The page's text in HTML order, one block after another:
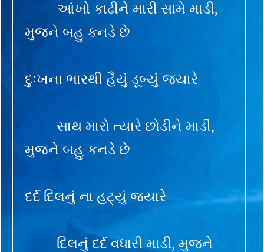
આંખો કાઢીને મારી સામે માડી,
મુજને બહુ કનડે છે
દુઃખના ભારથી હૈયું ડૂબ્યું જ્યારે
સાથ મારો ત્યારે છોડીને માડી,
મુજને બહુ કનડે છે
દર્દ દિલનું ના હટ્યું જ્યારે
દિલનું દર્દ વધારી માડી, મુજને